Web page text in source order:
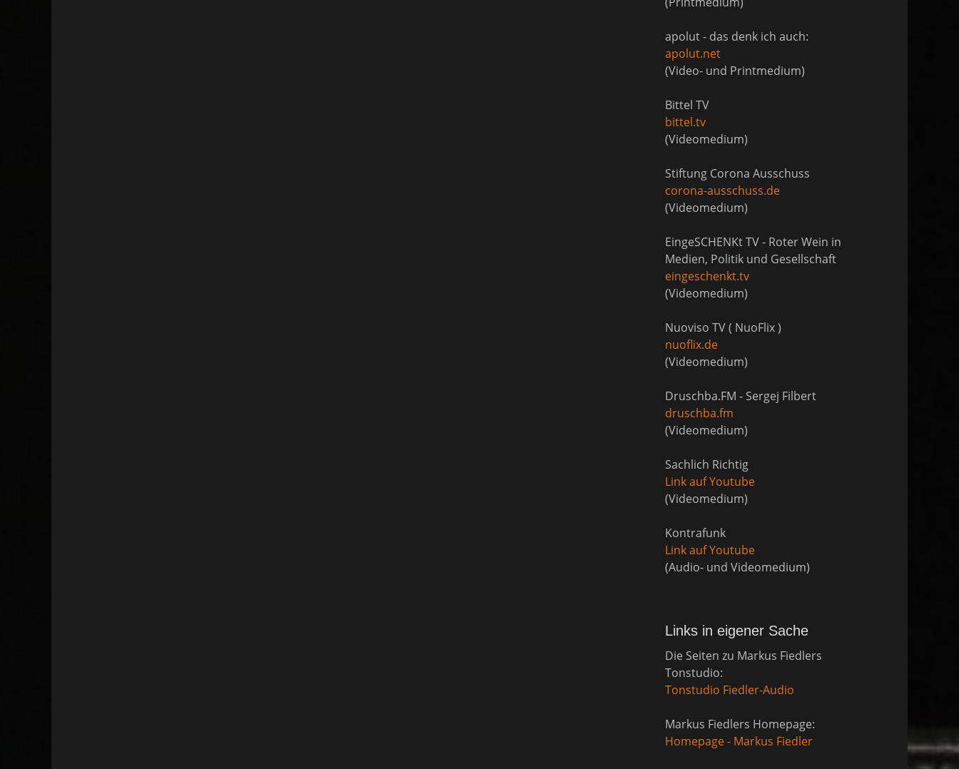
apolut - das denk ich auch:
apolut.net
(Video- und Printmedium)
Bittel TV
bittel.tv
(Videomedium)
Stiftung Corona Ausschuss
corona-ausschuss.de
(Videomedium)
EingeSCHENKt TV - Roter Wein in
Medien, Politik und Gesellschaft
eingeschenkt.tv
(Videomedium)
Nuoviso TV ( NuoFlix )
nuoflix.de
(Videomedium)
Druschba.FM - Sergej Filbert
druschba.fm
(Videomedium)
Sachlich Richtig
Link auf Youtube
(Videomedium)
Kontrafunk
Link auf Youtube
(Audio- und Videomedium)
Links in eigener Sache
Die Seiten zu Markus Fiedlers
Tonstudio:
Tonstudio Fiedler-Audio
Markus Fiedlers Homepage:
Homepage - Markus Fiedler